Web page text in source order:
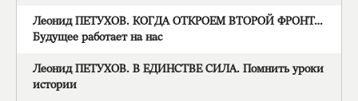
Леонид ПЕТУХОВ. КОГДА ОТКРОЕМ ВТОРОЙ ФРОНТ…
Будущее работает на нас
Леонид ПЕТУХОВ. В ЕДИНСТВЕ СИЛА. Помнить уроки
истории